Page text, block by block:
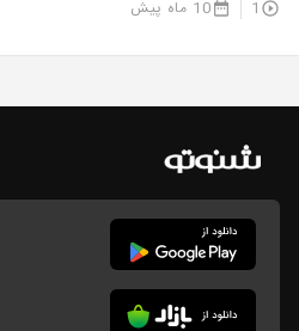
1 10 ماه پیش